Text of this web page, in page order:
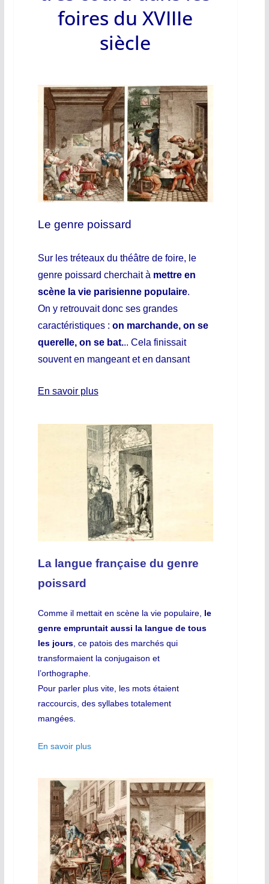
foires du XVIIIe
siècle
Le genre poissard
Sur les tréteaux du théâtre de foire, le
genre poissard cherchait à mettre en
scène la vie parisienne populaire.
On y retrouvait donc ses grandes
caractéristiques : on marchande, on se
querelle, on se bat... Cela finissait
souvent en mangeant et en dansant
En savoir plus
La langue française du genre
poissard
Comme il mettait en scène la vie populaire, le
genre empruntait aussi la langue de tous
les jours, ce patois des marchés qui
transformaient la conjugaison et
l’orthographe.
Pour parler plus vite, les mots étaient
raccourcis, des syllabes totalement
mangées.
En savoir plus